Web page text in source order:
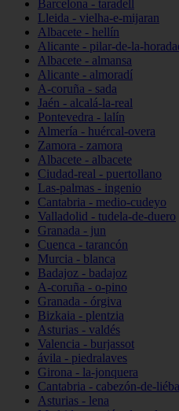
Barcelona - taradell
Lleida - vielha-e-mijaran
Albacete - hellín
Alicante - pilar-de-la-
Albacete - almansa
Alicante - almoradí
A-coruña - sada
Jaén - alcalá-la-real
Pontevedra - lalín
Almería - huércal-overa
Zamora - zamora
Albacete - albacete
Ciudad-real - puertollano
Las-palmas - ingenio
Cantabria - medio-cudeyo
Valladolid - tudela-de-duero
Granada - jun
Cuenca - tarancón
Murcia - blanca
Badajoz - badajoz
A-coruña - o-pino
Granada - órgiva
Bizkaia - plentzia
Asturias - valdés
Valencia - burjassot
ávila - piedralaves
Girona - la-jonquera
Cantabria - cabezón-de-
Asturias - lena